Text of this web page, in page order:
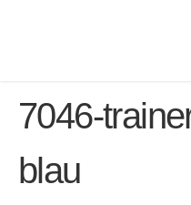
7046-
blau